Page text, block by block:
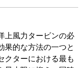
上風力タービンの必
果的な方法の一つと
クターにおける最も